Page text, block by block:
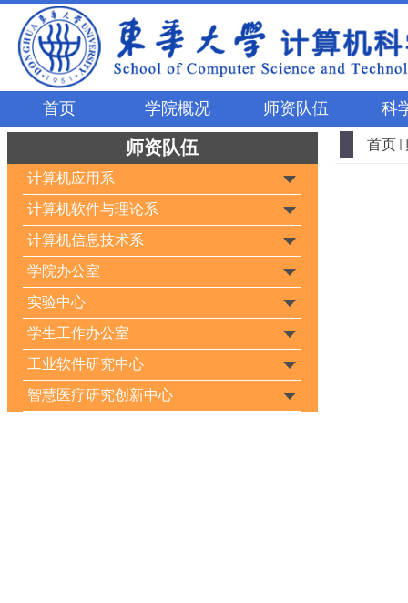
首页 学院概况 师资队伍 科
师资队伍
计算机应用系
计算机软件与理论系
计算机信息技术系
学院办公室
实验中心
学生工作办公室
工业软件研究中心
智慧医疗研究创新中心
首页